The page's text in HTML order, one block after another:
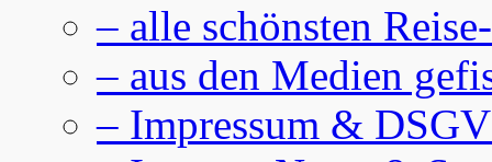
– alle schönsten
– aus den Medien
– Impressum &